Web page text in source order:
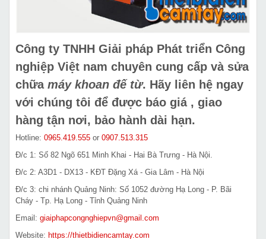
Công ty TNHH Giải pháp Phát triển Công
nghiệp Việt nam chuyên cung cấp và sửa
chữamáy khoan đế từ. Hãy liên hệ ngay
với chúng tôi để được báo giá , giao
hàng tận nơi, bảo hành dài hạn.
Hotline: 0965.419.555 or 0907.513.315
Đ/c 1: Số 82 Ngõ 651 Minh Khai - Hai Bà Trưng - Hà Nội.
Đ/c 2: A3D1 - DX13 - KĐT Đặng Xá - Gia Lâm - Hà Nội
Đ/c 3: chi nhánh Quảng Ninh: Số 1052 đường Hạ Long - P. Bãi
Cháy - Tp. Hạ Long - Tỉnh Quảng Ninh
Email: giaiphapcongnghiepvn@gmail.com
Website: https://thietbidiencamtay.com